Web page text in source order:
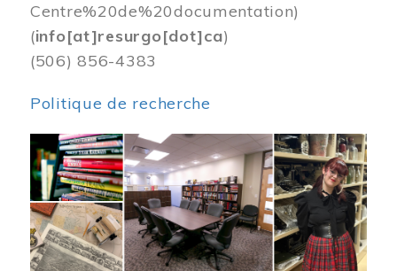
Centre%20de%20documentation)
(info[at]resurgo[dot]ca)
(506) 856-4383
Politique de recherche
Image